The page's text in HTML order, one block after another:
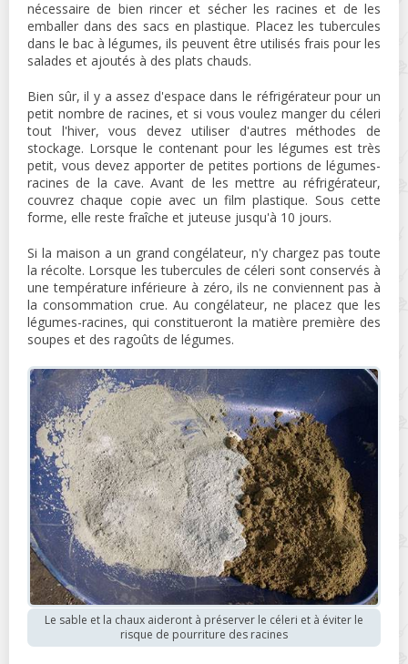
nécessaire de bien rincer et sécher les racines et de les
emballer dans des sacs en plastique. Placez les tubercules
dans le bac à légumes, ils peuvent être utilisés frais pour les
salades et ajoutés à des plats chauds.
Bien sûr, il y a assez d'espace dans le réfrigérateur pour un
petit nombre de racines, et si vous voulez manger du céleri
tout l'hiver, vous devez utiliser d'autres méthodes de
stockage. Lorsque le contenant pour les légumes est très
petit, vous devez apporter de petites portions de légumes-
racines de la cave. Avant de les mettre au réfrigérateur,
couvrez chaque copie avec un film plastique. Sous cette
forme, elle reste fraîche et juteuse jusqu'à 10 jours.
Si la maison a un grand congélateur, n'y chargez pas toute
la récolte. Lorsque les tubercules de céleri sont conservés à
une température inférieure à zéro, ils ne conviennent pas à
la consommation crue. Au congélateur, ne placez que les
légumes-racines, qui constitueront la matière première des
soupes et des ragoûts de légumes.
Le sable et la chaux aideront à préserver le céleri et à éviter le
risque de pourriture des racines